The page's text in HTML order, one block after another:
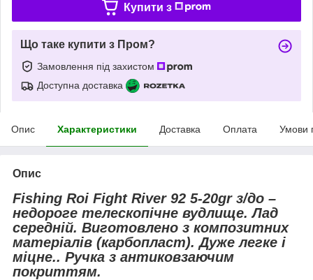
Купити з
Що таке купити з Пром?
Замовлення під захистом
Доступна доставка
Опис Характеристики Доставка Оплата Умови
Опис
Fishing Roi Fight River 92 5-20gr з/до –
недороге телескопічне вудлище. Лад
середній. Виготовлено з композитних
матеріалів (карбопласт). Дуже легке і
міцне.. Ручка з антиковзаючим
покриттям.